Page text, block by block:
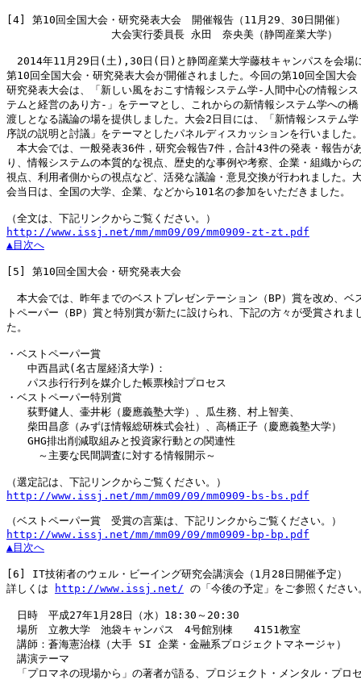
[4]
第10回全国大会・研究発表大会　開催報告（11月29、30日開催）
大会実行委員長 永田　奈央美（静岡産業大学）
2014年11月29日(土),30日(日)と静岡産業大学藤枝キャンパスを会場
第10回全国大会・研究発表大会が開催されました。今回の第10回全国大会
研究発表大会は、「新しい風をおこす情報システム学-人間中心の情報シス
テムと経営のあり方-」をテーマとし、これからの新情報システム学への橋
渡しとなる議論の場を提供しました。大会2日目には、「新情報システム学
序説の説明と討議」をテーマとしたパネルディスカッションを行いました
本大会では、一般発表36件，研究会報告7件，合計43件の発表・報告が
り、情報システムの本質的な視点、歴史的な事例や考察、企業・組織から
視点、利用者側からの視点など、活発な議論・意見交換が行われました。
会当日は、全国の大学、企業、などから101名の参加をいただきました。
http://www.issj.net/mm/mm09/09/mm0909-zt-zt.pdf
▲目次へ
[5] 第10回全国大会・研究発表大会
本大会では、昨年までのベストプレゼンテーション（BP）賞を改め、ベ
トペーパー（BP）賞と特別賞が新たに設けられ、下記の方々が受賞されま
た。
・ベストペーパー賞
中西昌武(名古屋経済大学)：
パス歩行行列を媒介した帳票検討プロセス
・ベストペーパー特別賞
荻野健人、壷井彬（慶應義塾大学）、瓜生務、村上智美、
柴田昌彦（みずほ情報総研株式会社）、高橋正子（慶應義塾大学）
GHG排出削減取組みと投資家行動との関連性
～主要な民間調査に対する情報開示～
http://www.issj.net/mm/mm09/09/mm0909-bs-bs.pdf
http://www.issj.net/mm/mm09/09/mm0909-bp-bp.pdf
▲目次へ
[6]
IT技術者のウェル・ビーイング研究会講演会（1月28日開催予定）
詳しくは
http://www.issj.net/ の「今後の予定」をご参照ください
日時　平成27年1月28日（水）18:30～20:30
場所　立教大学　池袋キャンパス　4号館別棟　　4151教室
講師：蒼海憲治様（大手 SI 企業・金融系プロジェクトマネージャ）
講演テーマ
「プロマネの現場から」の著者が語る、プロジェクト・メンタル・プロ